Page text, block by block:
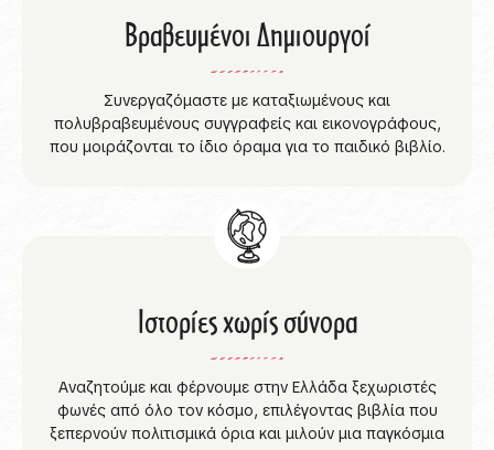
Βραβευμένοι Δημιουργοί
Συνεργαζόμαστε με καταξιωμένους και
πολυβραβευμένους συγγραφείς και εικονογράφους,
που μοιράζονται το ίδιο όραμα για το παιδικό βιβλίο.
Ιστορίες χωρίς σύνορα
Αναζητούμε και φέρνουμε στην Ελλάδα ξεχωριστές
φωνές από όλο τον κόσμο, επιλέγοντας βιβλία που
ξεπερνούν πολιτισμικά όρια και μιλούν μια παγκόσμια